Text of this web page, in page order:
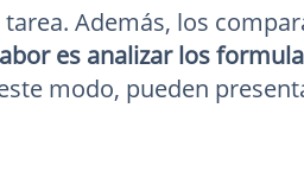
Además, los
es analizar los
modo, pueden